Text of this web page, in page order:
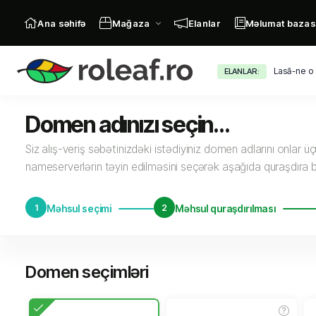
ELANLAR: Lasă-ne
Ana səhifə Mağaza Elanlar Məlumat
Domen adınızı seçin...
Siz alış-veriş səbətinizdəki istədiyiniz domen adlarını
nameserverlərin təyin edilməsini seçərək aşağıda quraşdıra
1 Məhsul seçimi 2 Məhsul quraşdırılması
Domen seçimləri